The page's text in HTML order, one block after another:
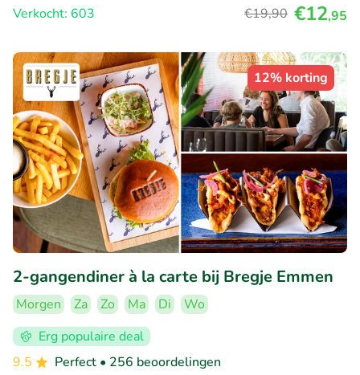
Verkocht: 603
€19,90 €12,95
12% korting
2-gangendiner à la carte bij Bregje Emmen
Morgen Za Zo Ma Di
Wo
Erg populaire deal
9.5
Perfect • 256 beoordelingen